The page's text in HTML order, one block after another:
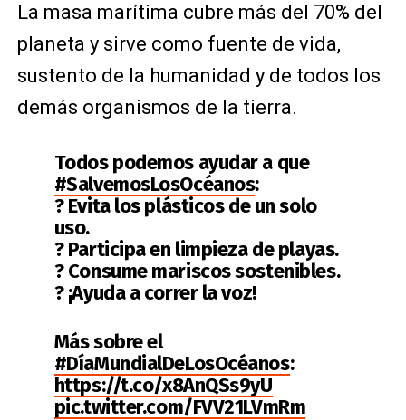
La masa marítima cubre más del 70% del
planeta y sirve como fuente de vida,
sustento de la humanidad y de todos los
demás organismos de la tierra.
Todos podemos ayudar a que
#SalvemosLosOcéanos:
? Evita los plásticos de un solo
uso.
?️ Participa en limpieza de playas.
? Consume mariscos sostenibles.
?️ ¡Ayuda a correr la voz!
Más sobre el
#DíaMundialDeLosOcéanos:
https://t.co/x8AnQSs9yU
pic.twitter.com/FVV21LVmRm